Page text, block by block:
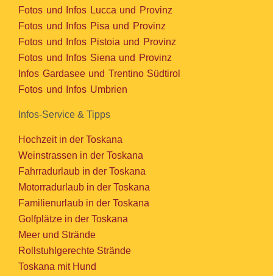
Fotos und Infos Lucca und Provinz
Fotos und Infos Pisa und Provinz
Fotos und Infos Pistoia und Provinz
Fotos und Infos Siena und Provinz
Infos Gardasee und Trentino Südtirol
Fotos und Infos Umbrien
Infos-Service & Tipps
Hochzeit in der Toskana
Weinstrassen in der Toskana
Fahrradurlaub in der Toskana
Motorradurlaub in der Toskana
Familienurlaub in der Toskana
Golfplätze in der Toskana
Meer und Strände
Rollstuhlgerechte Strände
Toskana mit Hund